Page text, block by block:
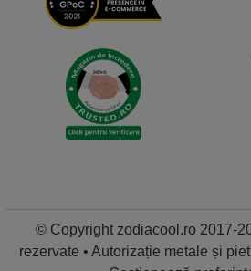
© Copyright zodiacool.ro 2017-
rezervate • Autorizație metale și